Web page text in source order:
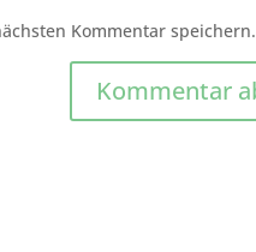
Kommentar speichern.